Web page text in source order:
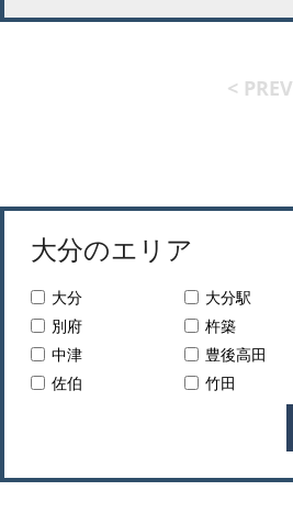
< PREV
大分のエリア
大分 大分駅
別府
杵築
中津
豊後高田
佐伯
竹田